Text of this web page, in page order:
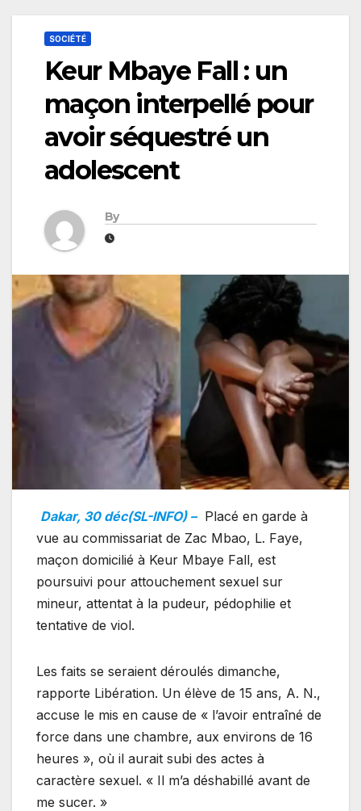
SOCIÉTÉ
Keur Mbaye Fall : un
maçon interpellé pour
avoir séquestré un
adolescent
By
Dakar, 30 déc(SL-INFO) – Placé en garde à
vue au commissariat de Zac Mbao, L. Faye,
maçon domicilié à Keur Mbaye Fall, est
poursuivi pour attouchement sexuel sur
mineur, attentat à la pudeur, pédophilie et
tentative de viol.
Les faits se seraient déroulés dimanche,
rapporte Libération. Un élève de 15 ans, A. N.,
accuse le mis en cause de « l’avoir entraîné de
force dans une chambre, aux environs de 16
heures », où il aurait subi des actes à
caractère sexuel. « Il m’a déshabillé avant de
me sucer. »